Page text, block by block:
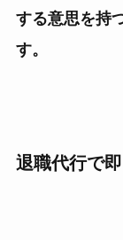
する意思を持
す。
退職代行で